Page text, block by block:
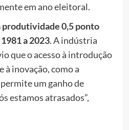
em ano eleitoral.
produtividade 0,5 ponto
a 2023. A indústria
que o acesso à introdução
à inovação, como a
um ganho de
estamos atrasados”,